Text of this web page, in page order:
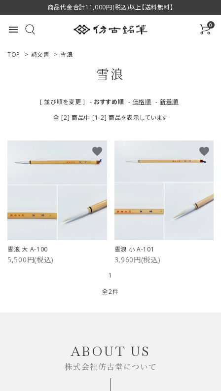
商品代金合計11,000円(税込)以上【送料無料】
menu 0
ACCOUNT MENU
商品一覧
用途で選ぶ
プライバシーポリシー
TOP > 詩文書 > 雪浪
雪浪
[ 並び順を変更 ] - おすすめ順 - 価格順 - 新着順
全 [2] 商品中 [1-2] 商品を表示しています
雪浪 大 A-100
5,500円(税込)
favorite
雪浪 小 A-101
3,960円(税込)
favorite
1
全2件
ABOUT US
株式会社仿古堂について